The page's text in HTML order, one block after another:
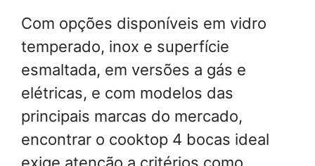
Com opções disponíveis em vidro
temperado, inox e superfície
esmaltada, em versões a gás e
elétricas, e com modelos das
principais marcas do mercado,
encontrar o cooktop 4 bocas ideal
exige atenção a critérios como